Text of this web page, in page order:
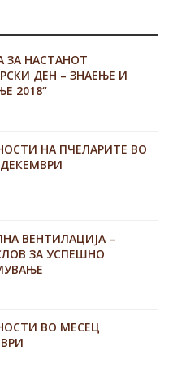
ЗА НАСТАНОТ
ДЕН – ЗНАЕЊЕ И
2018“
НА ПЧЕЛАРИТЕ ВО
ВЕНТИЛАЦИЈА –
ЗА УСПЕШНО
ВО МЕСЕЦ